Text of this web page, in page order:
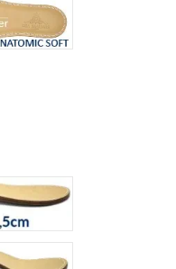
Suola Anatomic Soft
h. 1,5cm
h. 4,5cm